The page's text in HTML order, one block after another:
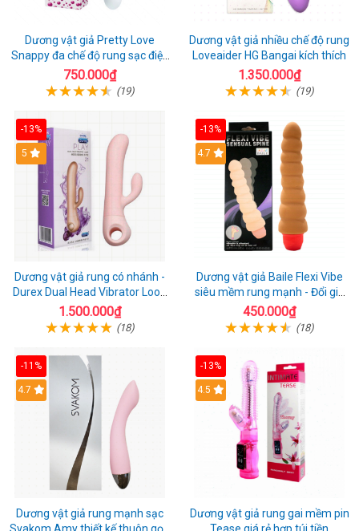
Dương vật giả Pretty Love
Snappy đa chế độ rung sạc điện
kích thích nữ
750.000₫
(19)
Dương vật giả nhiều chế độ rung
Loveaider HG Bangai kích thích
1.350.000₫
(19)
-13%
5
Dương vật giả rung có nhánh -
Durex Dual Head Vibrator Loop
21
1.500.000₫
(18)
-13%
4.7
Dương vật giả Baile Flexi Vibe
siêu mềm rung mạnh - Đổi gió
cuộc yêu mới
450.000₫
(18)
-11%
4.7
Dương vật giả rung mạnh sạc
Svakom Amy thiết kế thuôn gọn
-13%
4.5
Dương vật giả rung gai mềm pin
Tease giá rẻ hợp túi tiền